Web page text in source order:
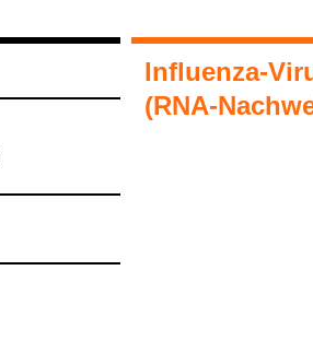
Influ­enza-​
(RNA-​